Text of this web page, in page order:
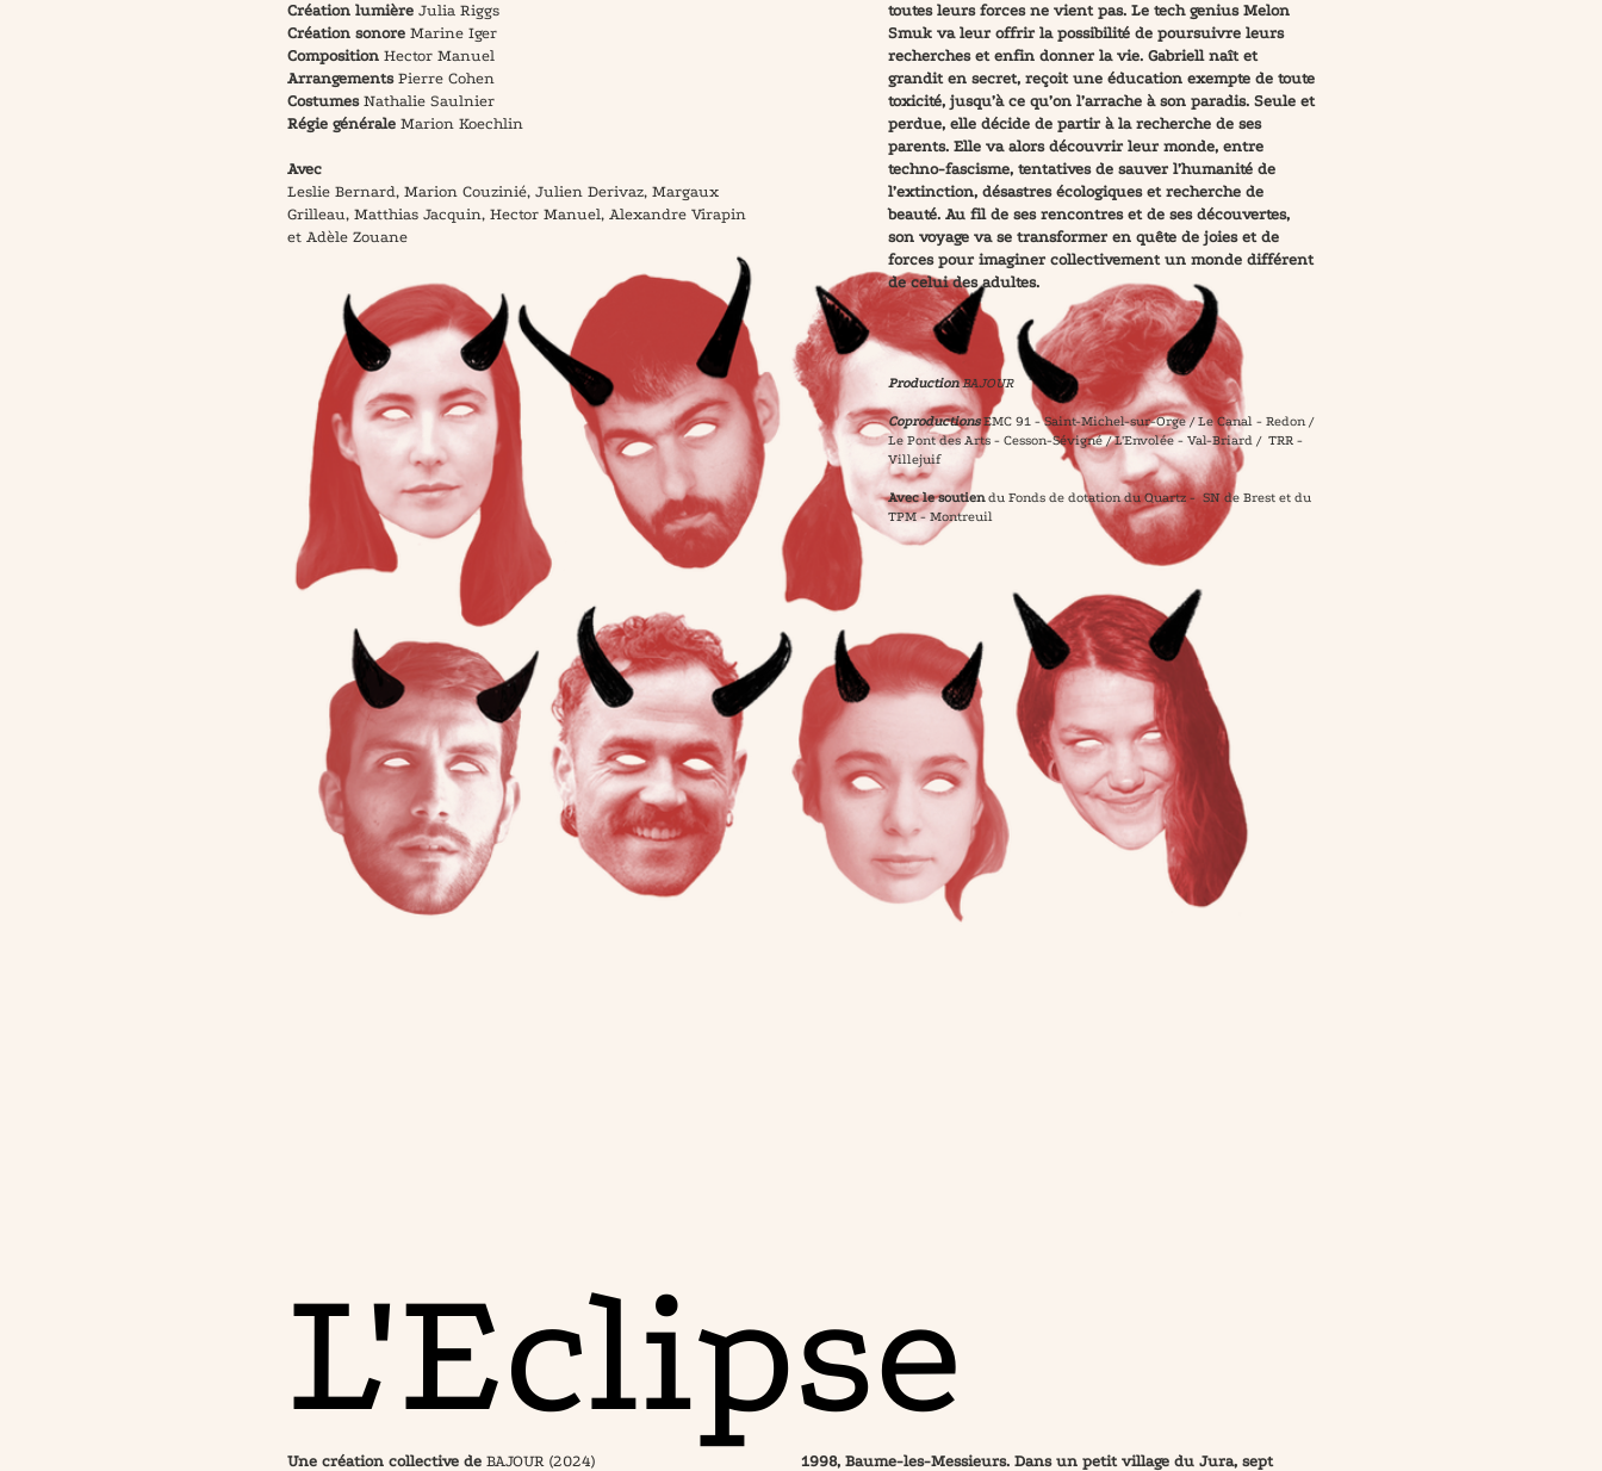
Création lumière Julia Riggs
Création sonore Marine Iger
Composition Hector Manuel
ArrangementsPierre Cohen
CostumesNathalie Saulnier
Régie générale Marion Koechlin
Avec
Leslie Bernard, Marion Couzinié, Julien Derivaz, Margaux
Grilleau, Matthias Jacquin, Hector Manuel, Alexandre Virapin
et Adèle Zouane
toutes leurs forces ne vient pas. Le tech genius Melon
Smuk va leur offrir la possibilité de poursuivre leurs
recherches et enfin donner la vie. Gabriell naît et
grandit en secret, reçoit une éducation exempte de toute
toxicité, jusqu’à ce qu’on l’arrache à son paradis. Seule et
perdue, elle décide de partir à la recherche de ses
parents. Elle va alors découvrir leur monde, entre
techno-fascisme, tentatives de sauver l’humanité de
l’extinction, désastres écologiques et recherche de
beauté. Au fil de ses rencontres et de ses découvertes,
son voyage va se transformer en quête de joies et de
forces pour imaginer collectivement un monde différent
de celui des adultes.
ProductionBAJOUR
CoproductionsEMC 91 - Saint-Michel-sur-Orge / Le Canal - Redon /
Le Pont des Arts - Cesson-Sévigné / L'Envolée - Val-Briard / TRR -
Villejuif
Avec le soutiendu Fonds de dotation du Quartz - SN de Brest et du
TPM - Montreuil
L'Eclipse
1998, Baume-les-Messieurs. Dans un petit village du Jura, sept
Une création collective de BAJOUR (2024)